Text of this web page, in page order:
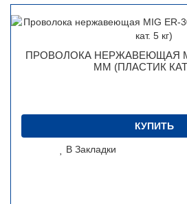
ПРОВОЛОКА НЕРЖАВЕЮЩАЯ
ММ (ПЛАСТИК
КУПИТЬ
В Закладки